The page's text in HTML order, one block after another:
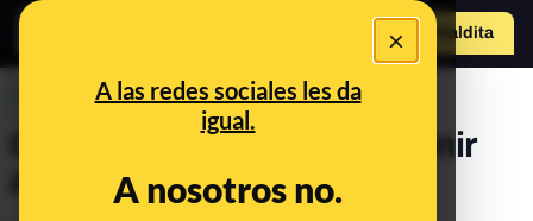
×
A las redes sociales les da
igual.
A nosotros no.
Hazte Maldit o
a
PREBUNKING
Cinco consejos para prevenir
ahogamientos